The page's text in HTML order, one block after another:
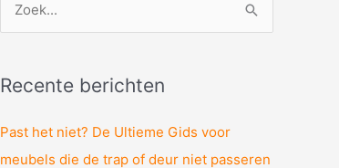
k
n
Recente berichten
Past het niet? De Ultieme Gids voor
meubels die de trap of deur niet passeren